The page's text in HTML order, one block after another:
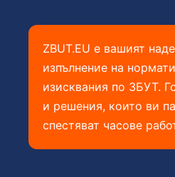
ZBUT.EU е вашият
изпълнение на
изисквания по ЗБУТ.
и решения, които ви
спестяват часове